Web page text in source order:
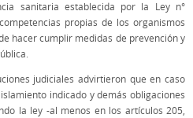
sanitaria establecida por la Ley n°
propias de los organismos
hacer cumplir medidas de prevención y
judiciales advirtieron que en caso
indicado y demás obligaciones
la ley -al menos en los artículos 205,